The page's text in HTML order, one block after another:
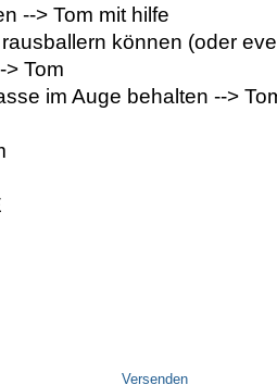
--> Tom mit hilfe
können (oder
Tom
im Auge behalten -->
Versenden